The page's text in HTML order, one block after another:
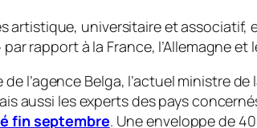
artistique, universitaire et associatif,
par rapport à la France, l’Allemagne et
l’agence Belga, l’actuel ministre
aussi les experts des pays
fin septembre. Une enveloppe de